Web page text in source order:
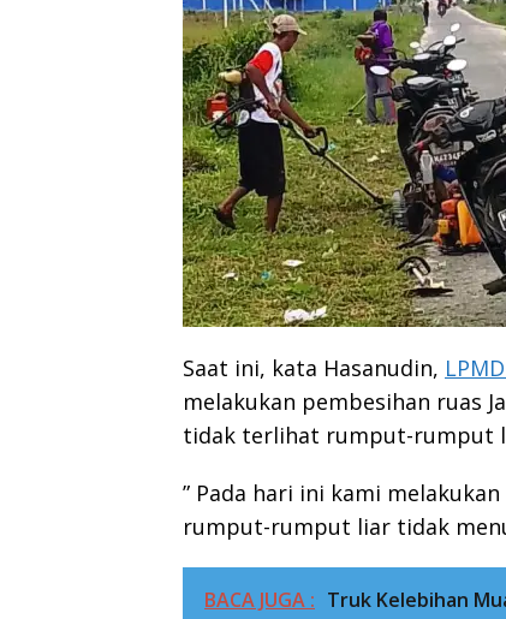
Saat ini, kata Hasanudin,
melakukan pembesihan ruas
tidak terlihat rumput-rumput
” Pada hari ini kami
rumput-rumput liar tidak
BACA JUGA : Truk Kelebihan